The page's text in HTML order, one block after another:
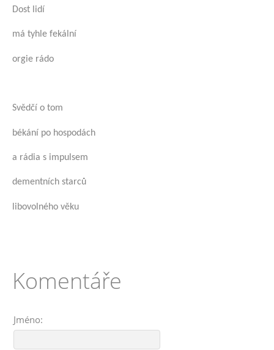
Dost lidí
má tyhle fekální
orgie rádo
Svědčí o tom
békání po hospodách
a rádia s impulsem
dementních starců
libovolného věku
Komentáře
Jméno: